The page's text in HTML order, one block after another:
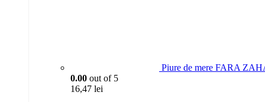
Piure de mere FARA
0.00 out of 5
16,47 lei